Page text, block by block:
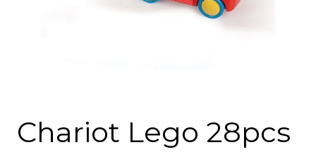
Chariot Lego 28pcs